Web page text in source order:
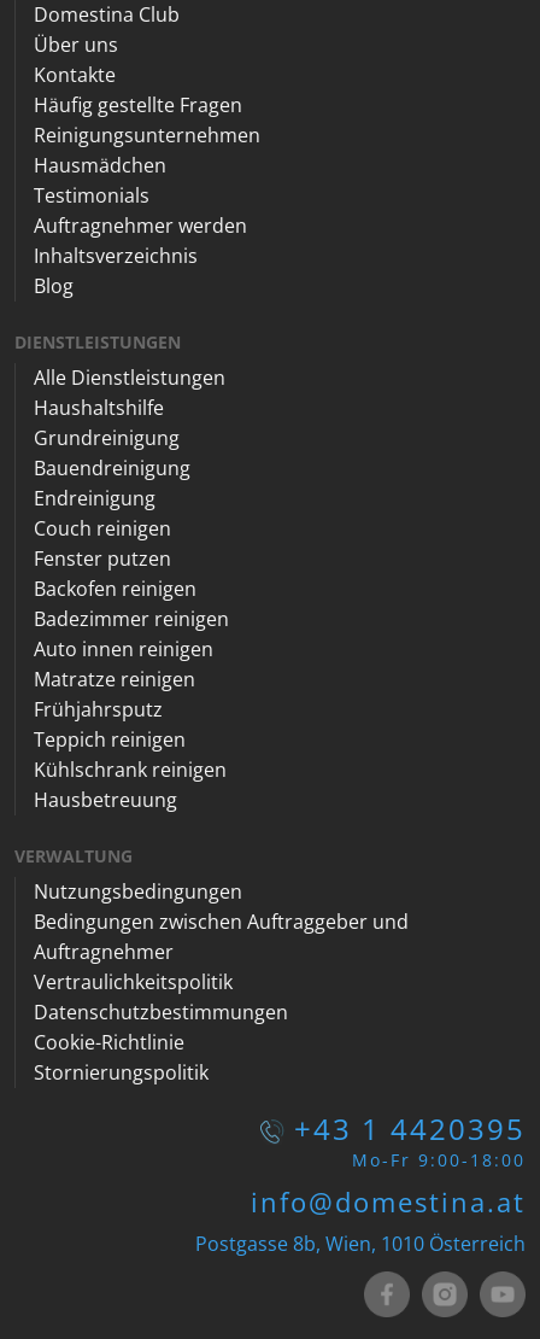
Domestina Club
Über uns
Kontakte
Häufig gestellte Fragen
Reinigungsunternehmen
Hausmädchen
Testimonials
Auftragnehmer werden
Inhaltsverzeichnis
Blog
DIENSTLEISTUNGEN
Alle Dienstleistungen
Haushaltshilfe
Grundreinigung
Bauendreinigung
Endreinigung
Couch reinigen
Fenster putzen
Backofen reinigen
Badezimmer reinigen
Auto innen reinigen
Matratze reinigen
Frühjahrsputz
Teppich reinigen
Kühlschrank reinigen
Hausbetreuung
VERWALTUNG
Nutzungsbedingungen
Bedingungen zwischen Auftraggeber und
Auftragnehmer
Vertraulichkeitspolitik
Datenschutzbestimmungen
Cookie-Richtlinie
Stornierungspolitik
+43 1 4420395
Mo-Fr 9:00-18:00
info@domestina.at
Postgasse 8b, Wien, 1010 Österreich